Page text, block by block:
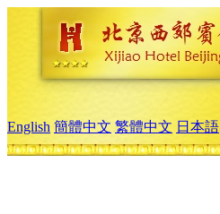
English 簡體中文 繁體中文 日本語